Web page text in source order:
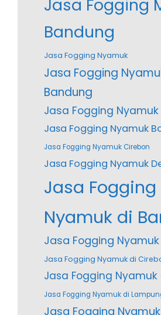
Jasa Fogging
Bandung
Jasa Fogging Nyamuk
Jasa Fogging
Bandung
Jasa Fogging Nyamuk
Jasa Fogging Nyamuk
Jasa Fogging Nyamuk Cirebon
Jasa Fogging Nyamuk
Jasa Fogging
Nyamuk di
Jasa Fogging
Jasa Fogging Nyamuk di
Jasa Fogging
Jasa Fogging Nyamuk di
Jasa Fogging